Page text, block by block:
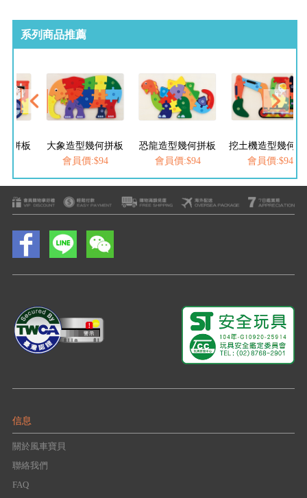
系列商品推薦
拼板
大象造型幾何拼板
會員價:$94
恐龍造型幾何拼板
會員價:$94
會員價:$94
信息
關於風車寶貝
聯絡我們
FAQ